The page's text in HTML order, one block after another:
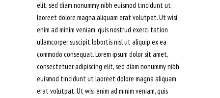
elit, sed diam nonummy nibh euismod tincidunt ut
laoreet dolore magna aliquam erat volutpat. Ut wisi
enim ad minim veniam, quis nostrud exerci tation
ullamcorper suscipit lobortis nisl ut aliquip ex ea
commodo consequat. Lorem ipsum dolor sit amet,
consectetuer adipiscing elit, sed diam nonummy nibh
euismod tincidunt ut laoreet dolore magna aliquam
erat volutpat. Ut wisi enim ad minim veniam, quis